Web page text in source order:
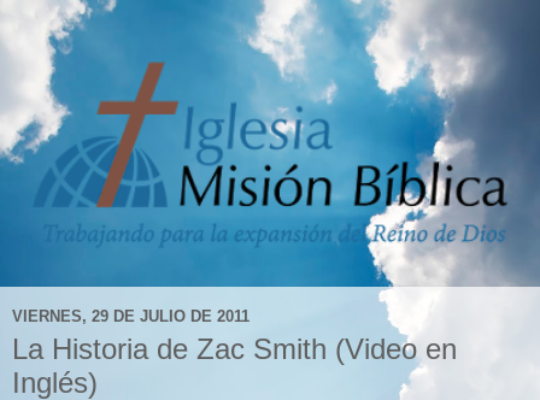
VIERNES, 29 DE JULIO DE 2011
La Historia de Zac Smith (Video en
Inglés)